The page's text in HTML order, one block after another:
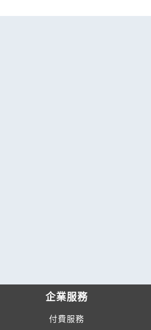
企業服務
付費服務